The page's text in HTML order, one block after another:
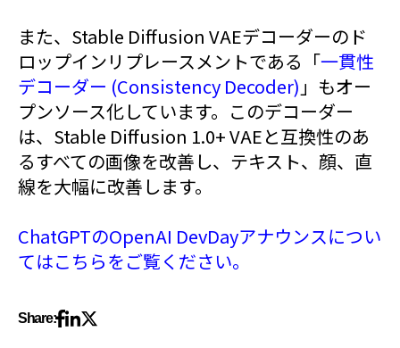
また、Stable Diffusion VAEデコーダーのド
ロップインリプレースメントである「一貫性
デコーダー (Consistency Decoder) 」もオー
プンソース化しています。このデコーダー
は、Stable Diffusion 1.0+ VAEと互換性のあ
るすべての画像を改善し、テキスト、顔、直
線を大幅に改善します。
ChatGPTのOpenAI DevDayアナウンスについ
てはこちらをご覧ください。
Share: